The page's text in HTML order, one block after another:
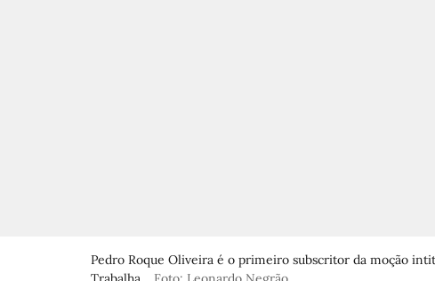
Pedro Roque Oliveira é o primeiro subscritor da moção